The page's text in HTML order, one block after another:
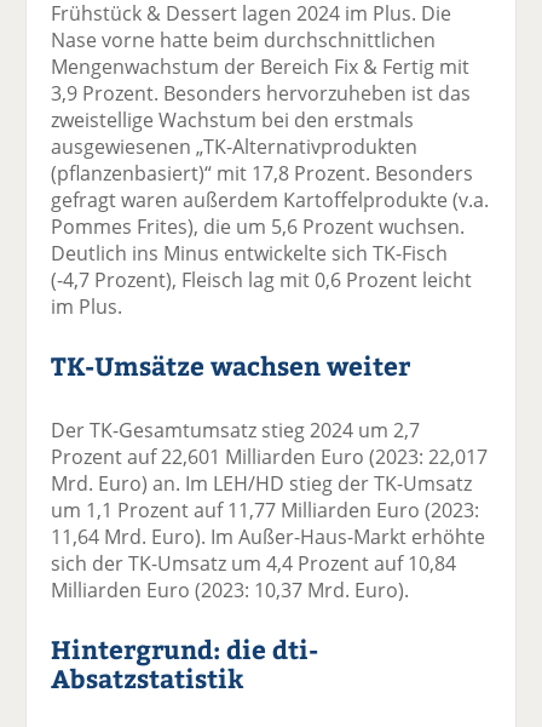
Frühstück & Dessert lagen 2024 im Plus. Die
Nase vorne hatte beim durchschnittlichen
Mengenwachstum der Bereich Fix & Fertig mit
3,9 Prozent. Besonders hervorzuheben ist das
zweistellige Wachstum bei den erstmals
ausgewiesenen „TK-Alternativprodukten
(pflanzenbasiert)“ mit 17,8 Prozent. Besonders
gefragt waren außerdem Kartoffelprodukte (v.a.
Pommes Frites), die um 5,6 Prozent wuchsen.
Deutlich ins Minus entwickelte sich TK-Fisch
(-4,7 Prozent), Fleisch lag mit 0,6 Prozent leicht
im Plus.
TK-Umsätze wachsen weiter
Der TK-Gesamtumsatz stieg 2024 um 2,7
Prozent auf 22,601 Milliarden Euro (2023: 22,017
Mrd. Euro) an. Im LEH/HD stieg der TK-Umsatz
um 1,1 Prozent auf 11,77 Milliarden Euro (2023:
11,64 Mrd. Euro). Im Außer-Haus-Markt erhöhte
sich der TK-Umsatz um 4,4 Prozent auf 10,84
Milliarden Euro (2023: 10,37 Mrd. Euro).
Hintergrund: die dti-
Absatzstatistik